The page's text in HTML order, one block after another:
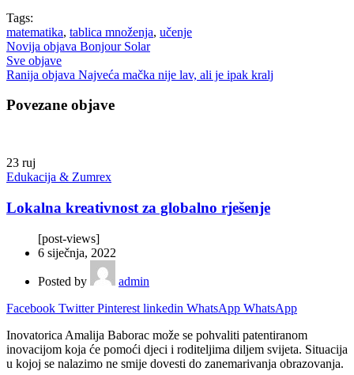
Tags:
matematika, tablica množenja, učenje
Novija objava Bonjour Solar
Sve objave
Ranija objava Najveća mačka nije lav, ali je ipak kralj
Povezane objave
23 ruj
Edukacija & Zumrex
Lokalna kreativnost za globalno rješenje
[post-views]
6 siječnja, 2022
Posted by
admin
Facebook Twitter Pinterest linkedin WhatsApp WhatsApp
Inovatorica Amalija Baborac može se pohvaliti patentiranom
inovacijom koja će pomoći djeci i roditeljima diljem svijeta. Situacija
u kojoj se nalazimo ne smije dovesti do zanemarivanja obrazovanja.